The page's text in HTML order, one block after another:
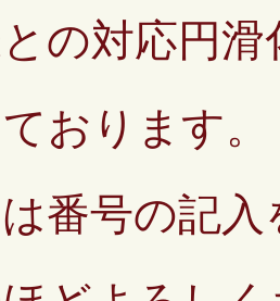
の対応円滑
おります。
番号の記